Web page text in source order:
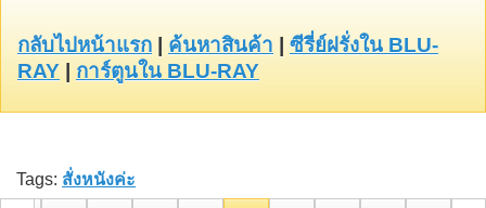
กลับไปหน้าแรก ค้นหาสินค้า
ซีรี่ย์ฝรั่งใน BLU-
RAY
การ์ตูนใน BLU-RAY
Tags: สั่งหนังค่ะ